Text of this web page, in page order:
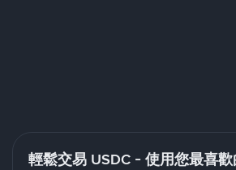
輕鬆交易 USDC - 使用您最喜